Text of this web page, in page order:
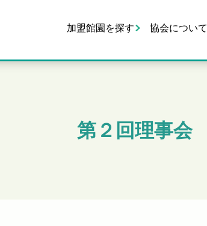
加盟館園を探す 協会について
第２回理事会